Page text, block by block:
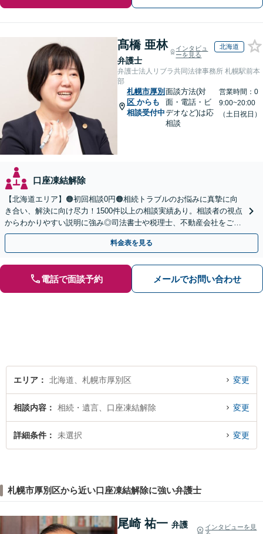
髙橋 亜林
弁護士
インタビュ
ーを見る
北海道
弁護士法人リブラ共同法律事務所 札幌駅前本
部
札幌市厚別
区 からも
相談受付中
面談方法(対
面・電話・ビ
デオなど)は応
相談
営業時間：0
9:00~20:00
（土日祝日）
口座凍結解除
【北海道エリア】🟠初回相談0円🟠相続トラブルのお悩みに真摯に向
き合い、解決に向け尽力！1500件以上の相談実績あり。相談者の視点
からわかりやすい説明に強み◎司法書士や税理士、不動産会社をご紹
介し、登記や相続税の申告までワンストップで対応
料金表を見る
電話で面談予約 メールでお問い合わせ
エリア 北海道、札幌市厚別区 変更
相談内容 相続・遺言、口座凍結解除 変更
詳細条件 未選択 変更
札幌市厚別区から近い口座凍結解除に強い弁護士
尾崎 祐一 弁護
インタビューを見